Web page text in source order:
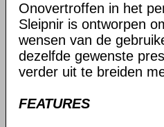
Onovertroffen in het
Sleipnir is ontworpen
wensen van de
dezelfde gewenste
verder uit te breiden
FEATURES